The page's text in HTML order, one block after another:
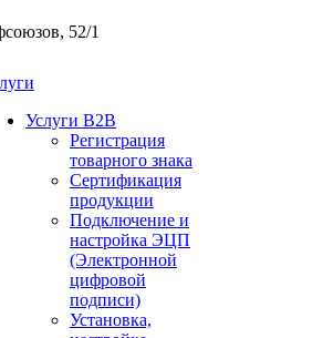
52/1
Услуги B2B
Регистрация
товарного знака
Сертификация
продукции
Подключение и
настройка ЭЦП
(Электронной
цифровой
подписи)
Установка,